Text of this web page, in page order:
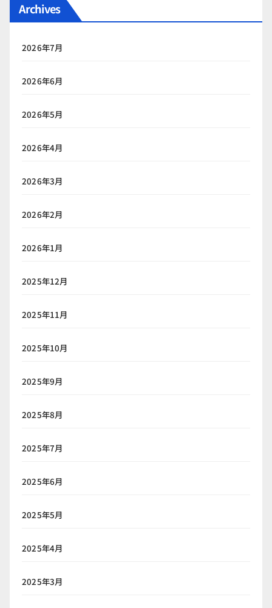
Archives
2026年7月
2026年6月
2026年5月
2026年4月
2026年3月
2026年2月
2026年1月
2025年12月
2025年11月
2025年10月
2025年9月
2025年8月
2025年7月
2025年6月
2025年5月
2025年4月
2025年3月